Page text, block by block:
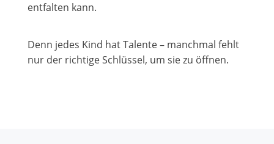
entfalten kann.
Denn jedes Kind hat Talente – manchmal fehlt
nur der richtige Schlüssel, um sie zu öffnen.